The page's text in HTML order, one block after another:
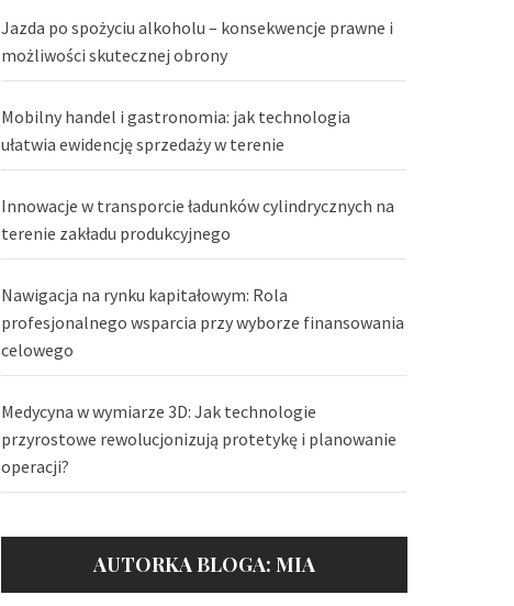
Jazda po spożyciu alkoholu – konsekwencje prawne i
możliwości skutecznej obrony
Mobilny handel i gastronomia: jak technologia
ułatwia ewidencję sprzedaży w terenie
Innowacje w transporcie ładunków cylindrycznych na
terenie zakładu produkcyjnego
Nawigacja na rynku kapitałowym: Rola
profesjonalnego wsparcia przy wyborze finansowania
celowego
Medycyna w wymiarze 3D: Jak technologie
przyrostowe rewolucjonizują protetykę i planowanie
operacji?
AUTORKA BLOGA: MIA